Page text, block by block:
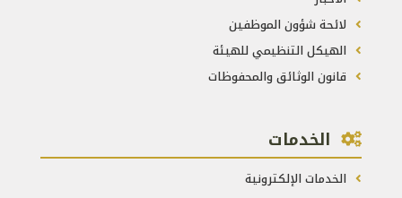
لائحة شؤون الموظفين
الهيكل التنظيمي للهيئة
قانون الوثائق والمحفوظات
الخدمات
الخدمات الإلكترونية